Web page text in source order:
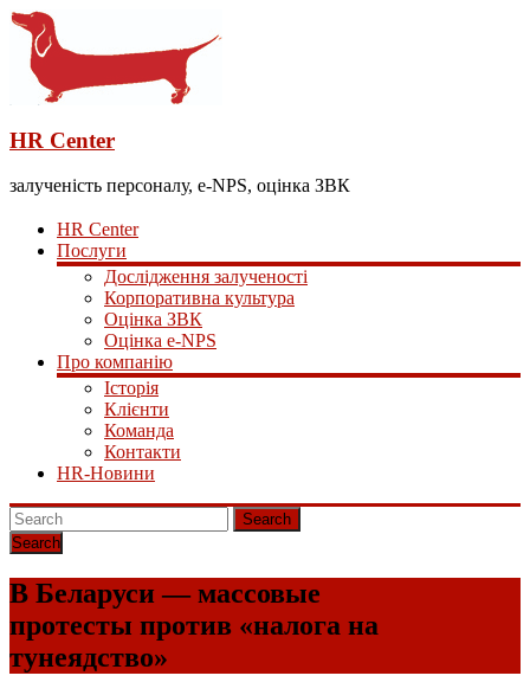
HR Center
залученість персоналу, e-NPS, оцінка ЗВК
HR Center
Послуги
Дослідження залученості
Корпоративна культура
Оцінка ЗВК
Оцінка e-NPS
Про компанію
Історія
Клієнти
Команда
Контакти
HR-Новини
Search
В Беларуси — массовые
протесты против «налога на
тунеядство»